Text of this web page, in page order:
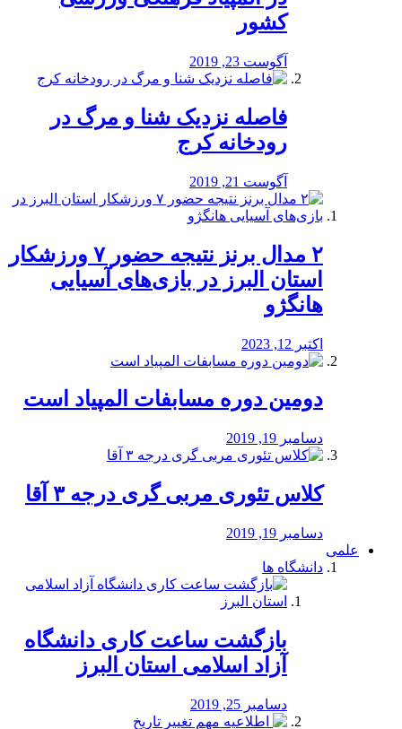
کشور
آگوست 23, 2019
️فاصله نزدیک شنا و مرگ در
رودخانه کرج
آگوست 21, 2019
۲ مدال برنز نتیجه حضور ۷ ورزشکار
استان البرز در بازی‌های آسیایی
هانگژو
اکتبر 12, 2023
دومین دوره مسابفات المپیاد است
دسامبر 19, 2019
کلاس تئوری مربی گری درجه ۳ آقا
دسامبر 19, 2019
علمی
دانشگاه ها
بازگشت ساعت کاری دانشگاه
آزاد اسلامی استان البرز
دسامبر 25, 2019